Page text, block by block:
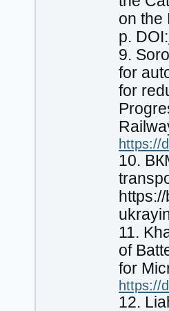
on the
р. DOI:
9.
for
for
https://
10.
11.
of
for
https://
12.